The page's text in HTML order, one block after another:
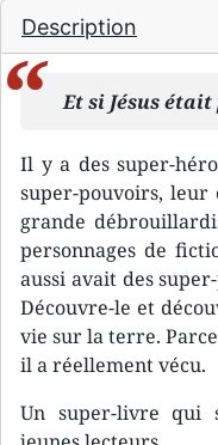
Description
Et si Jésus
Il y a des super-
super-pouvoirs,
grande
personnages de
aussi avait des
Découvre-le et
vie sur la terre.
il a réellement vécu.
Un super-livre qui